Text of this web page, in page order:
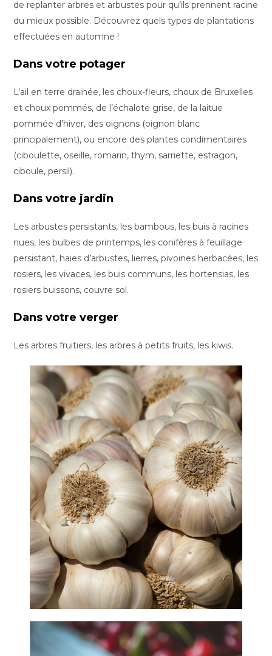
de replanter arbres et arbustes pour qu’ils prennent racine
du mieux possible. Découvrez quels types de plantations
effectuées en automne !
Dans votre potager
L’ail en terre drainée, les choux-fleurs, choux de Bruxelles
et choux pommés, de l’échalote grise, de la laitue
pommée d’hiver, des oignons (oignon blanc
principalement), ou encore des plantes condimentaires
(ciboulette, oseille, romarin, thym, sarriette, estragon,
ciboule, persil).
Dans votre jardin
Les arbustes persistants, les bambous, les buis à racines
nues, les bulbes de printemps, les conifères à feuillage
persistant, haies d’arbustes, lierres, pivoines herbacées, les
rosiers, les vivaces, les buis communs, les hortensias, les
rosiers buissons, couvre sol.
Dans votre verger
Les arbres fruitiers, les arbres à petits fruits, les kiwis.